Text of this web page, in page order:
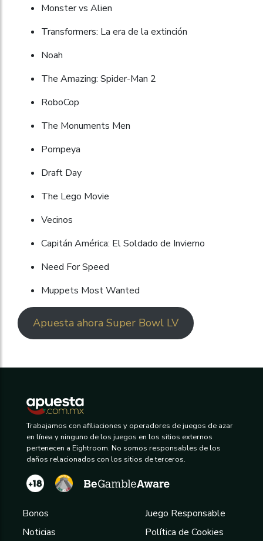
Monster vs Alien
Transformers: La era de la extinción
Noah
The Amazing: Spider-Man 2
RoboCop
The Monuments Men
Pompeya
Draft Day
The Lego Movie
Vecinos
Capitán América: El Soldado de Invierno
Need For Speed
Muppets Most Wanted
Apuesta ahora Super Bowl LV
Trabajamos con afiliaciones y operadores de juegos de azar
en línea y ninguno de los juegos en los sitios externos
pertenecen a Eightroom. No somos responsables de los
daños relacionados con los sitios de terceros.
Bonos
Noticias
Juego Responsable
Política de Cookies